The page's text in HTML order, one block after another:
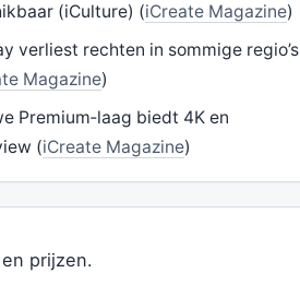
(iCulture) (iCreate Magazine)
verliest rechten in sommige regio’s
Magazine)
Premium‑laag biedt 4K en
(iCreate Magazine)
prijzen.